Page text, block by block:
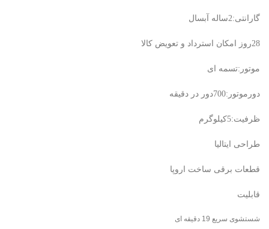
گارانتی:2ساله آبسال
28روز امکان استرداد و تعویض کالا
موتور:تسمه ای
دورموتور:700دور در دقیقه
ظرفیت:5کیلوگرم
طراحی ایتالیا
قطعات برقی ساخت اروپا
قابلیت
شستشوی سریع 19 دقیقه ای